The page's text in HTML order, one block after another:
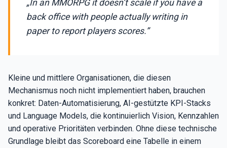
„In an MMORPG it doesn’t scale if you have a
back office with people actually writing in
paper to report players scores.”
Kleine und mittlere Organisationen, die diesen
Mechanismus noch nicht implementiert haben, brauchen
konkret: Daten-Automatisierung, AI-gestützte KPI-Stacks
und Language Models, die kontinuierlich Vision, Kennzahlen
und operative Prioritäten verbinden. Ohne diese technische
Grundlage bleibt das Scoreboard eine Tabelle in einem